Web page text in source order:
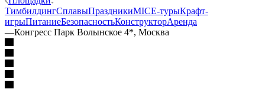
ТимбилдингСплавыПраздникиMICE‑турыКрафт-
игрыПитаниеБезопасностьКонструкторАренда
—Конгресс Парк Волынское 4*, Москва